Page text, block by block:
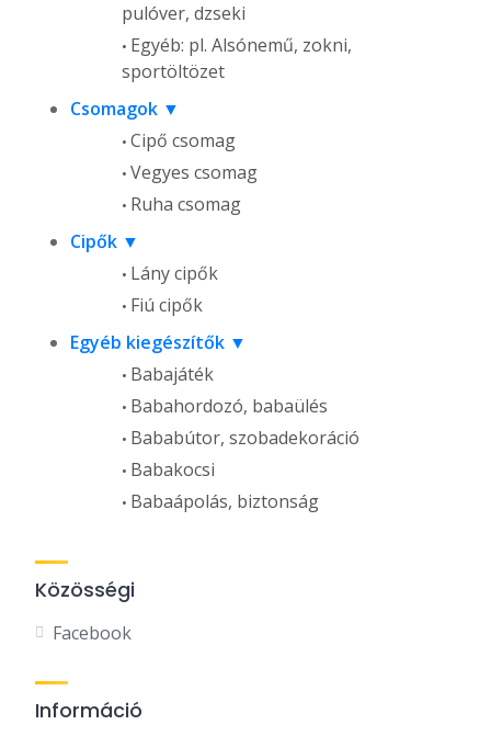
pulóver, dzseki
Egyéb: pl. Alsónemű, zokni,
sportöltözet
Csomagok
Cipő csomag
Vegyes csomag
Ruha csomag
Cipők
Lány cipők
Fiú cipők
Egyéb kiegészítők
Babajáték
Babahordozó, babaülés
Bababútor, szobadekoráció
Babakocsi
Babaápolás, biztonság
Közösségi
Facebook
Információ